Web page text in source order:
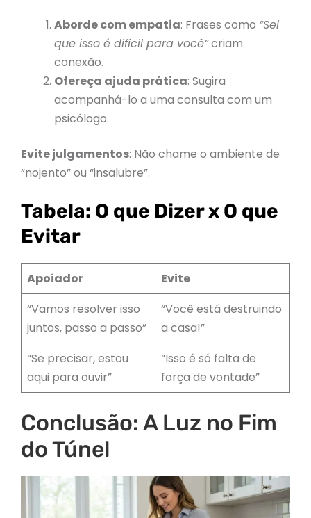
Aborde com empatia: Frases como “Sei
que isso é difícil para você”criam
conexão.
Ofereça ajuda prática: Sugira
acompanhá-lo a uma consulta com um
psicólogo.
Evite julgamentos: Não chame o ambiente de
“nojento” ou “insalubre”.
Tabela: O que Dizer x O que
Evitar
Apoiador
Evite
“Vamos resolver isso
juntos, passo a passo”
“Você está destruindo
a casa!”
“Se precisar, estou
aqui para ouvir”
“Isso é só falta de
força de vontade”
Conclusão: A Luz no Fim
do Túnel